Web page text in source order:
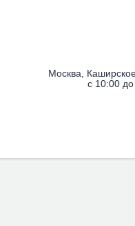
Москва,
с 10:00